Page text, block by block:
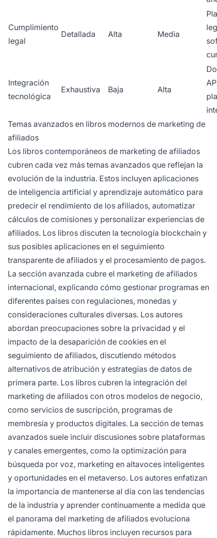
Cumplimiento
legal
Detallada Alta Media
Integración
tecnológica
Exhaustiva Baja Alta
Temas avanzados en libros modernos de marketing de
afiliados
Los libros contemporáneos de marketing de afiliados
cubren cada vez más temas avanzados que reflejan la
evolución de la industria. Estos incluyen aplicaciones
de inteligencia artificial y aprendizaje automático para
predecir el rendimiento de los afiliados, automatizar
cálculos de comisiones y personalizar experiencias de
afiliados. Los libros discuten la tecnología blockchain y
sus posibles aplicaciones en el seguimiento
transparente de afiliados y el procesamiento de pagos.
La sección avanzada cubre el marketing de afiliados
internacional, explicando cómo gestionar programas en
diferentes países con regulaciones, monedas y
consideraciones culturales diversas. Los autores
abordan preocupaciones sobre la privacidad y el
impacto de la desaparición de cookies en el
seguimiento de afiliados, discutiendo métodos
alternativos de atribución y estrategias de datos de
primera parte. Los libros cubren la integración del
marketing de afiliados con otros modelos de negocio,
como servicios de suscripción, programas de
membresía y productos digitales. La sección de temas
avanzados suele incluir discusiones sobre plataformas
y canales emergentes, como la optimización para
búsqueda por voz, marketing en altavoces inteligentes
y oportunidades en el metaverso. Los autores enfatizan
la importancia de mantenerse al día con las tendencias
de la industria y aprender continuamente a medida que
el panorama del marketing de afiliados evoluciona
rápidamente. Muchos libros incluyen recursos para